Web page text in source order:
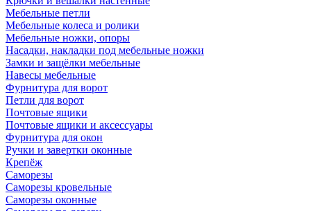
Мебельные петли
Мебельные колеса и ролики
Мебельные ножки, опоры
Насадки, накладки под мебельные ножки
Замки и защёлки мебельные
Навесы мебельные
Фурнитура для ворот
Петли для ворот
Почтовые ящики
Почтовые ящики и аксессуары
Фурнитура для окон
Ручки и завертки оконные
Крепёж
Саморезы
Саморезы кровельные
Саморезы оконные